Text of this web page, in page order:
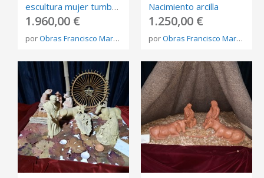
escultura mujer tumbada
1.960,00 €
porObras Francisco Martínez Rojo
Nacimiento arcilla
1.250,00 €
porObras Francisco Martínez Rojo